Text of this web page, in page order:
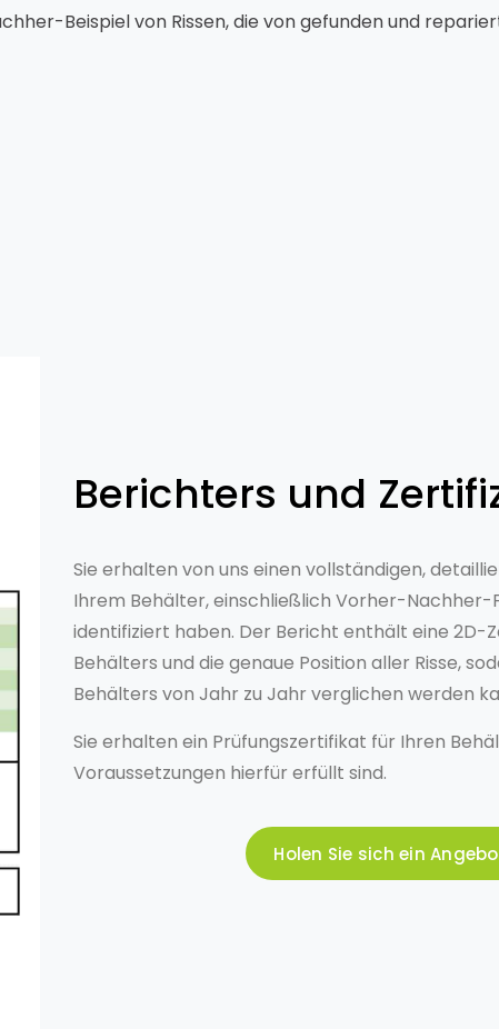
Beispiel von Rissen, die von gefunden und
Berichters und
Sie erhalten von uns einen vollständigen,
Ihrem Behälter, einschließlich Vorher-Nachher-
identifiziert haben. Der Bericht enthält eine 2D-
Behälters und die genaue Position aller Risse,
Behälters von Jahr zu Jahr verglichen werden
Sie erhalten ein Prüfungszertifikat für Ihren
Voraussetzungen hierfür erfüllt sind.
Holen Sie sich ein